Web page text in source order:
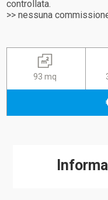
controllata.
>> nessuna
93 mq